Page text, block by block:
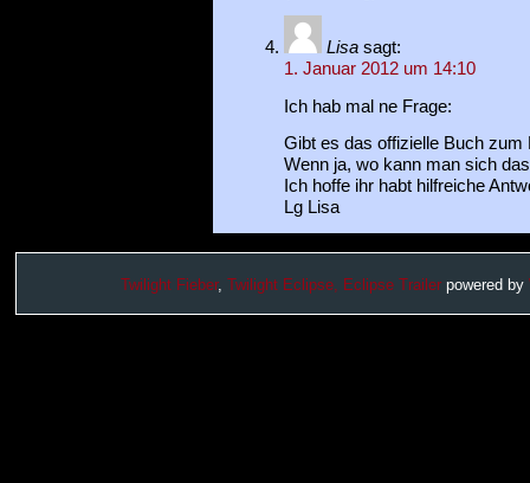
Lisa sagt:
1. Januar 2012 um 14:10
Ich hab mal ne Frage:
Gibt es das offizielle Buch zum
Wenn ja, wo kann man sich
Ich hoffe ihr habt hilfreiche
Lg Lisa
Twilight Fieber, Twilight Eclipse, Eclipse Trailer powered by